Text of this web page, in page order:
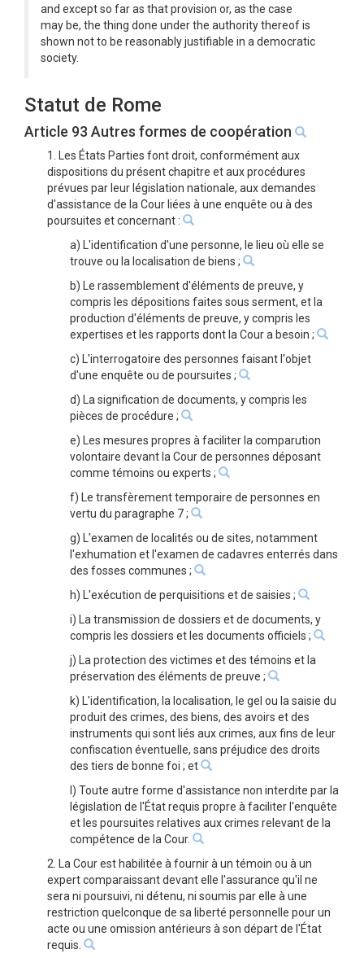
and except so far as that provision or, as the case
may be, the thing done under the authority thereof is
shown not to be reasonably justifiable in a democratic
society.
Statut de Rome
Article 93 Autres formes de coopération
1. Les États Parties font droit, conformément aux
dispositions du présent chapitre et aux procédures
prévues par leur législation nationale, aux demandes
d'assistance de la Cour liées à une enquête ou à des
poursuites et concernant :
a) L'identification d'une personne, le lieu où elle se
trouve ou la localisation de biens ;
b) Le rassemblement d'éléments de preuve, y
compris les dépositions faites sous serment, et la
production d'éléments de preuve, y compris les
expertises et les rapports dont la Cour a besoin ;
c) L'interrogatoire des personnes faisant l'objet
d'une enquête ou de poursuites ;
d) La signification de documents, y compris les
pièces de procédure ;
e) Les mesures propres à faciliter la comparution
volontaire devant la Cour de personnes déposant
comme témoins ou experts ;
f) Le transfèrement temporaire de personnes en
vertu du paragraphe 7 ;
g) L'examen de localités ou de sites, notamment
l'exhumation et l'examen de cadavres enterrés dans
des fosses communes ;
h) L'exécution de perquisitions et de saisies ;
i) La transmission de dossiers et de documents, y
compris les dossiers et les documents officiels ;
j) La protection des victimes et des témoins et la
préservation des éléments de preuve ;
k) L'identification, la localisation, le gel ou la saisie du
produit des crimes, des biens, des avoirs et des
instruments qui sont liés aux crimes, aux fins de leur
confiscation éventuelle, sans préjudice des droits
des tiers de bonne foi ; et
l) Toute autre forme d'assistance non interdite par la
législation de l'État requis propre à faciliter l'enquête
et les poursuites relatives aux crimes relevant de la
compétence de la Cour.
2. La Cour est habilitée à fournir à un témoin ou à un
expert comparaissant devant elle l'assurance qu'il ne
sera ni poursuivi, ni détenu, ni soumis par elle à une
restriction quelconque de sa liberté personnelle pour un
acte ou une omission antérieurs à son départ de l'État
requis.